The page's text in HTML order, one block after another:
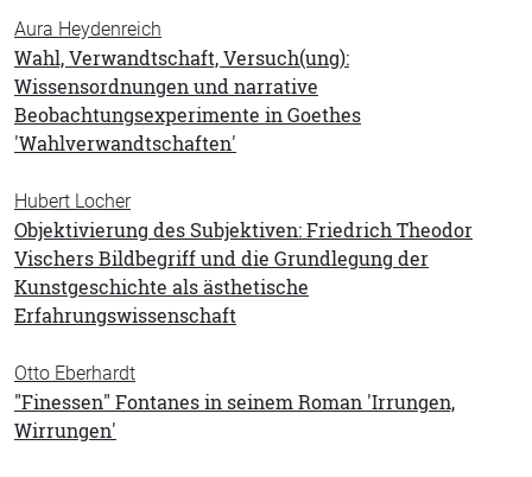
Aura Heydenreich
Wahl, Verwandtschaft, Versuch(ung):
Wissensordnungen und narrative
Beobachtungsexperimente in Goethes
'Wahlverwandtschaften'
Hubert Locher
Objektivierung des Subjektiven: Friedrich Theodor
Vischers Bildbegriff und die Grundlegung der
Kunstgeschichte als ästhetische
Erfahrungswissenschaft
Otto Eberhardt
"Finessen" Fontanes in seinem Roman 'Irrungen,
Wirrungen'